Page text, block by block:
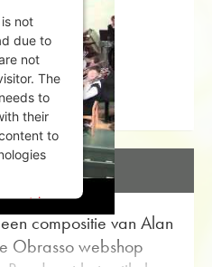
not
due to
not
The
to
their
to
compositie van Alan
Obrasso webshop